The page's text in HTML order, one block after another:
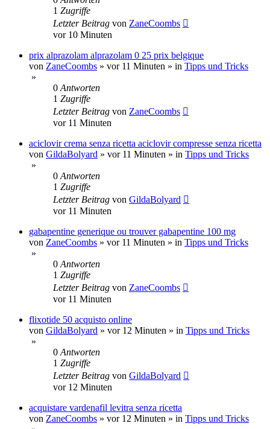
1 Zugriffe
Letzter Beitrag von ZaneCoombs
vor 10 Minuten
prix alprazolam alprazolam 0 25 prix belgique
von ZaneCoombs » vor 11 Minuten » in Tipps und Tricks
»
0 Antworten
1 Zugriffe
Letzter Beitrag von ZaneCoombs
vor 11 Minuten
aciclovir crema senza ricetta aciclovir compresse senza ricetta
von GildaBolyard » vor 11 Minuten » in Tipps und Tricks
»
0 Antworten
1 Zugriffe
Letzter Beitrag von GildaBolyard
vor 11 Minuten
gabapentine generique ou trouver gabapentine 100 mg
von ZaneCoombs » vor 11 Minuten » in Tipps und Tricks
»
0 Antworten
1 Zugriffe
Letzter Beitrag von ZaneCoombs
vor 11 Minuten
flixotide 50 acquisto online
von GildaBolyard » vor 12 Minuten » in Tipps und Tricks
»
0 Antworten
1 Zugriffe
Letzter Beitrag von GildaBolyard
vor 12 Minuten
acquistare vardenafil levitra senza ricetta
von ZaneCoombs » vor 12 Minuten » in Tipps und Tricks